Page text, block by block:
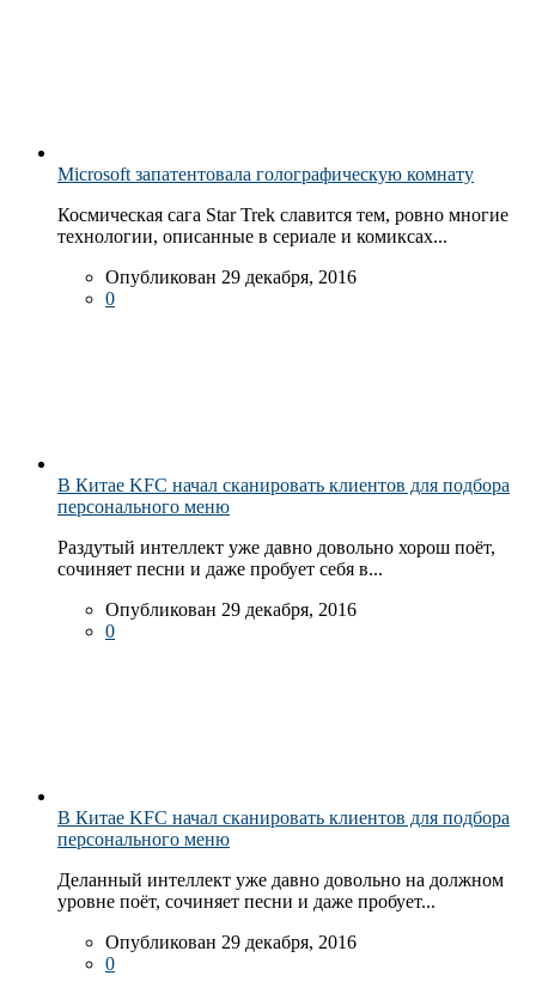
Microsoft запатентовала голографическую комнату
Космическая сага Star Trek славится тем, ровно многие
технологии, описанные в сериале и комиксах...
Опубликован 29 декабря, 2016
0
В Китае KFC начал сканировать клиентов для подбора
персонального меню
Раздутый интеллект уже давно довольно хорош поёт,
сочиняет песни и даже пробует себя в...
Опубликован 29 декабря, 2016
0
В Китае KFC начал сканировать клиентов для подбора
персонального меню
Деланный интеллект уже давно довольно на должном
уровне поёт, сочиняет песни и даже пробует...
Опубликован 29 декабря, 2016
0